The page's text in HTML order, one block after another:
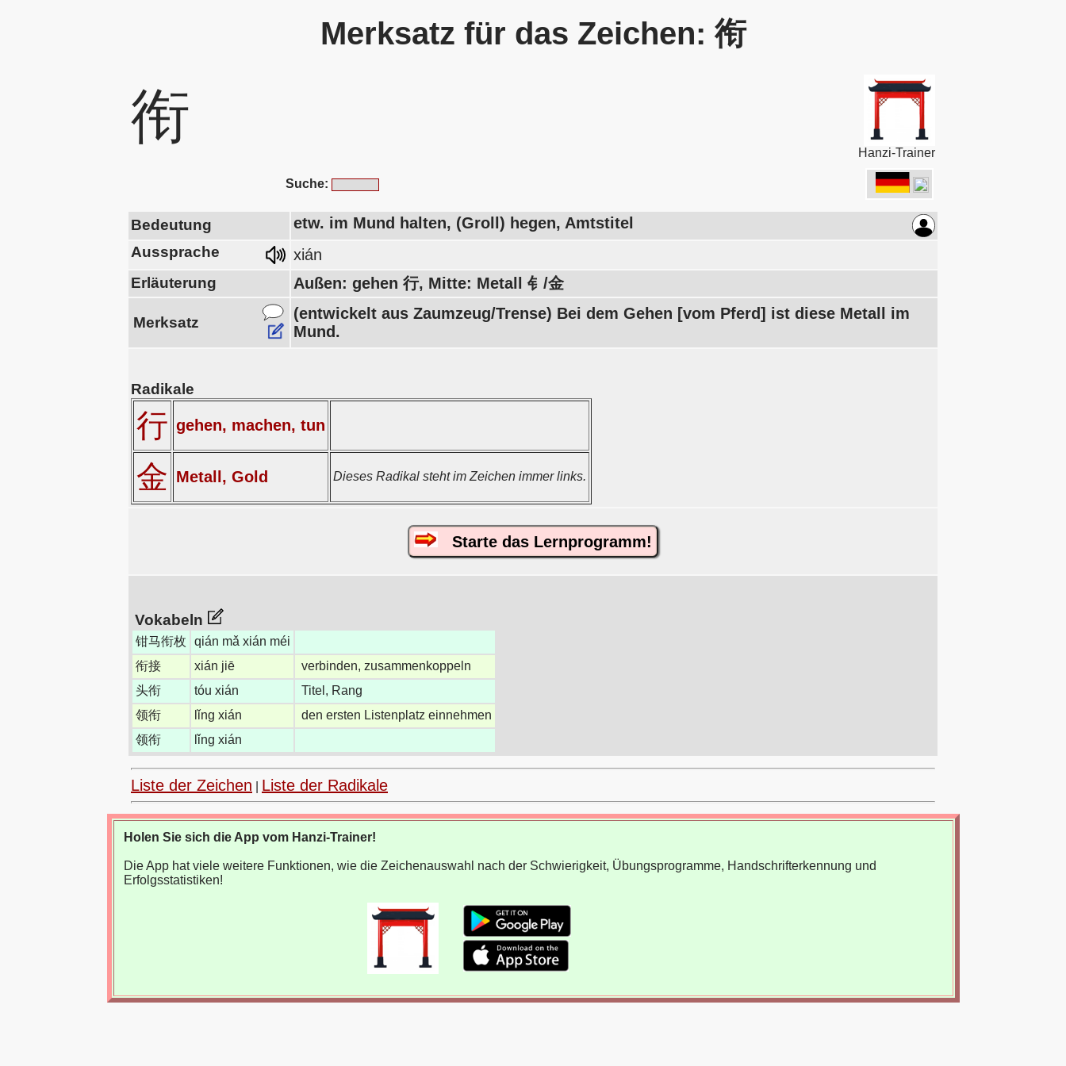
Merksatz für das Zeichen: 衔
衔
Hanzi-Trainer
Suche:
Bedeutung etw. im Mund halten, (Groll) hegen, Amtstitel
Aussprache xián
Erläuterung Außen: gehen 行, Mitte: Metall 钅/金
Merksatz
(entwickelt aus Zaumzeug/Trense) Bei dem Gehen [vom Pferd] ist diese Metall im
Mund.
Radikale
行 gehen, machen, tun
金 Metall, Gold Dieses Radikal steht im Zeichen immer links.
Starte das Lernprogramm!
Vokabeln
钳马衔枚
qián mǎ xián méi
衔接
xián jiē
verbinden, zusammenkoppeln
头衔
tóu xián
Titel, Rang
领衔
lǐng xián
den ersten Listenplatz einnehmen
领衔
lǐng xián
Liste der Zeichen Liste der Radikale
Holen Sie sich die App vom Hanzi-Trainer!
Die App hat viele weitere Funktionen, wie die Zeichenauswahl nach der Schwierigkeit, Übungsprogramme, Handschrifterkennung und
Erfolgsstatistiken!